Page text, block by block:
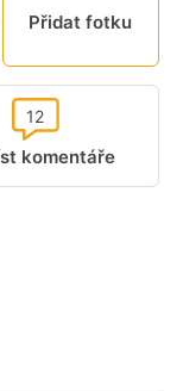
Přidat fotku
komentáře
12